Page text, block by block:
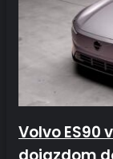
Volvo ES90